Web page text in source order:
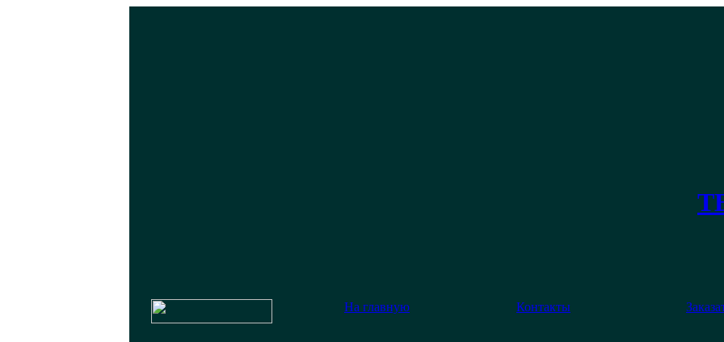
На главную Контакты